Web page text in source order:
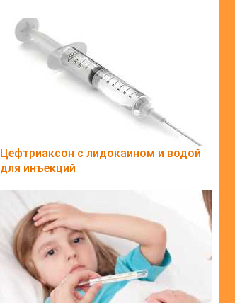
Цефтриаксон с лидокаином и водой
для инъекций